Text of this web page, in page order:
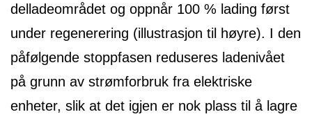
delladeområdet og oppnår 100 % lading først
under regenerering (illustrasjon til høyre). I den
påfølgende stoppfasen reduseres ladenivået
på grunn av strømforbruk fra elektriske
enheter, slik at det igjen er nok plass til å lagre